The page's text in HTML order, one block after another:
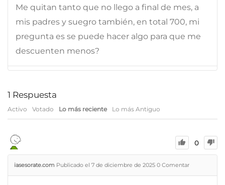
Me quitan tanto que no llego a final de mes, a
mis padres y suegro también, en total 700, mi
pregunta es se puede hacer algo para que me
descuenten menos?
1 Respuesta
Activo Votado Lo más reciente Lo más Antiguo
0
iasesorate.com Publicado el 7 de diciembre de 2025 0 Comentar